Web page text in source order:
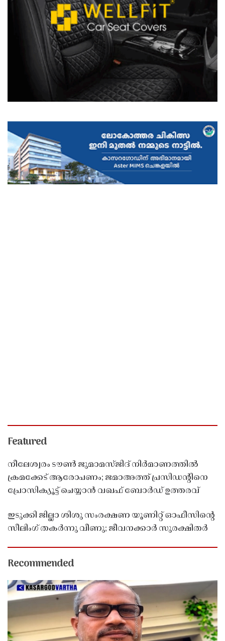
Featured
നീലേശ്വരം ടൗൺ ജുമാമസ്ജിദ് നിർമാണത്തിൽ
ക്രമക്കേട് ആരോപണം; ജമാഅത്ത് പ്രസിഡന്റിനെ
പ്രോസിക്യൂട്ട് ചെയ്യാൻ വഖഫ് ബോർഡ് ഉത്തരവ്
ഇടുക്കി ജില്ലാ ശിശു സംരക്ഷണ യൂണിറ്റ് ഓഫീസിൻ്റെ
സീലിംഗ് തകർന്നു വീണു; ജീവനക്കാർ സുരക്ഷിതർ
Recommended